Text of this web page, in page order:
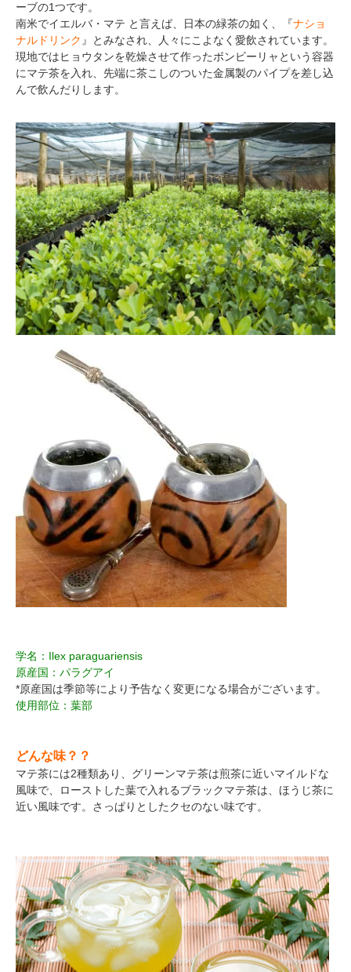
ーブの1つです。
南米でイエルバ・マテ と言えば、日本の緑茶の如く、『ナショ
ナルドリンク 』とみなされ、人々にこよなく愛飲されています。
現地ではヒョウタンを乾燥させて作ったボンビーリャという容器
にマテ茶を入れ、先端に茶こしのついた金属製のパイプを差し込
んで飲んだりします。
学名：Ilex paraguariensis
原産国：パラグアイ
*原産国は季節等により予告なく変更になる場合がございます。
使用部位：葉部
どんな味？？
マテ茶には2種類あり、グリーンマテ茶は煎茶に近いマイルドな
風味で、ローストした葉で入れるブラックマテ茶は、ほうじ茶に
近い風味です。さっぱりとしたクセのない味です。